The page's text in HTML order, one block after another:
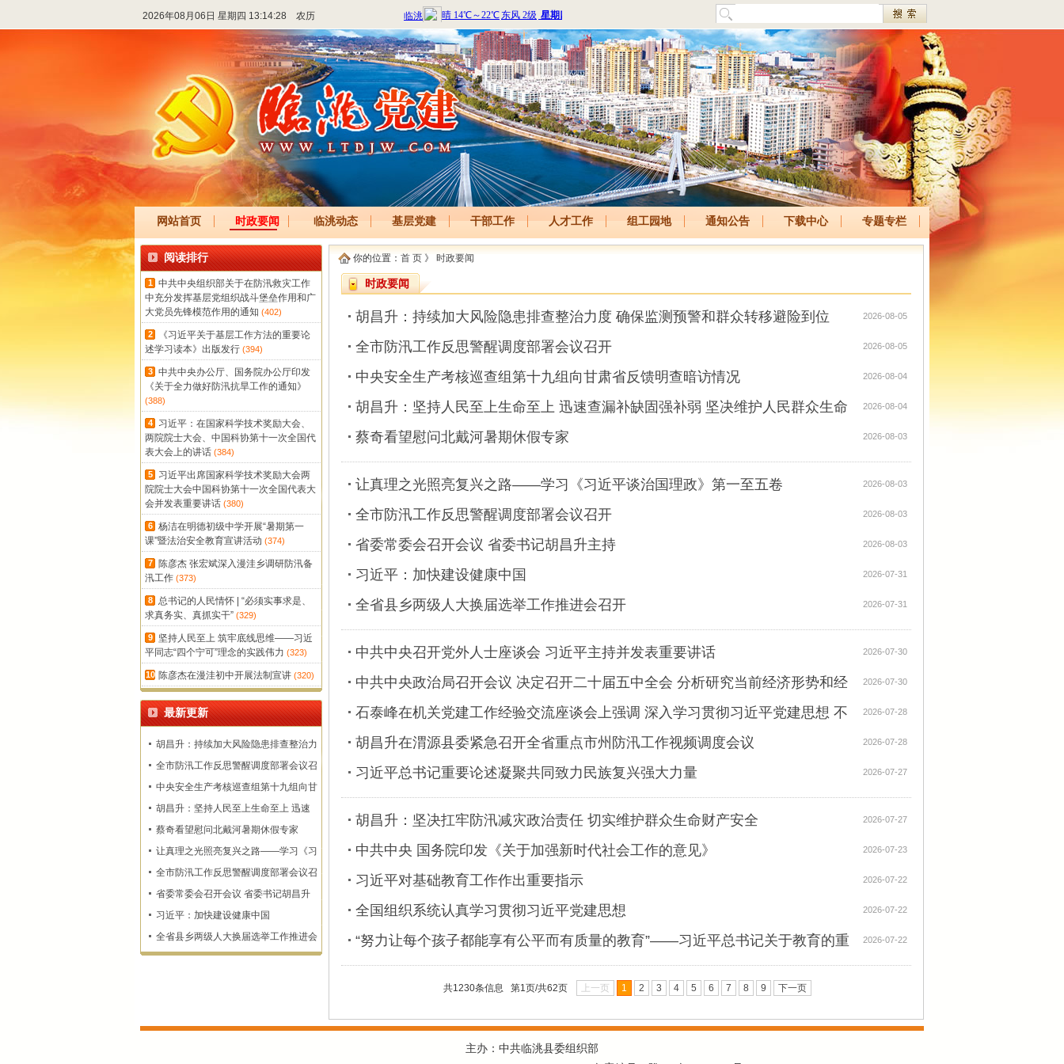
2026年08月06日 星期四 13:14:28 农历
网站首页 时政要闻 临洮动态 基层党建 干部工作 人才工作 组工园地 通知公告 下载中心 专题专栏
阅读排行
1
中共中央组织部关于在防汛救灾工作
中充分发挥基层党组织战斗堡垒作用和广
大党员先锋模范作用的通知 (402)
2
《习近平关于基层工作方法的重要论
述学习读本》出版发行 (394)
3
中共中央办公厅、国务院办公厅印发
《关于全力做好防汛抗旱工作的通知》
(388)
4
习近平：在国家科学技术奖励大会、
两院院士大会、中国科协第十一次全国代
表大会上的讲话 (384)
5
习近平出席国家科学技术奖励大会两
院院士大会中国科协第十一次全国代表大
会并发表重要讲话 (380)
6
杨洁在明德初级中学开展“暑期第一
课”暨法治安全教育宣讲活动 (374)
7
陈彦杰 张宏斌深入漫洼乡调研防汛备
汛工作 (373)
8
总书记的人民情怀 | “必须实事求是、
求真务实、真抓实干” (329)
9
坚持人民至上 筑牢底线思维——习近
平同志“四个宁可”理念的实践伟力 (323)
10 陈彦杰在漫洼初中开展法制宣讲 (320)
最新更新
胡昌升：持续加大风险隐患排查整治力
度 确保监测预警和群众转移避险到位
全市防汛工作反思警醒调度部署会议召
开
中央安全生产考核巡查组第十九组向甘
肃省反馈明查暗访情况
胡昌升：坚持人民至上生命至上 迅速
查漏补缺固强补弱 坚决维护人民群众
蔡奇看望慰问北戴河暑期休假专家
让真理之光照亮复兴之路——学习《习
近平谈治国理政》第一至五卷
全市防汛工作反思警醒调度部署会议召
开
省委常委会召开会议 省委书记胡昌升
主持
习近平：加快建设健康中国
全省县乡两级人大换届选举工作推进会
召开
你的位置： 首 页 》 时政要闻
时政要闻
2026-08-05
胡昌升：持续加大风险隐患排查整治力度 确保监测预警和群众转移避险到位
2026-08-05
全市防汛工作反思警醒调度部署会议召开
2026-08-04
中央安全生产考核巡查组第十九组向甘肃省反馈明查暗访情况
2026-08-04
胡昌升：坚持人民至上生命至上 迅速查漏补缺固强补弱 坚决维护人民群众生命
2026-08-03
蔡奇看望慰问北戴河暑期休假专家
2026-08-03
让真理之光照亮复兴之路——学习《习近平谈治国理政》第一至五卷
2026-08-03
全市防汛工作反思警醒调度部署会议召开
2026-08-03
省委常委会召开会议 省委书记胡昌升主持
2026-07-31
习近平：加快建设健康中国
2026-07-31
全省县乡两级人大换届选举工作推进会召开
2026-07-30
中共中央召开党外人士座谈会 习近平主持并发表重要讲话
2026-07-30
中共中央政治局召开会议 决定召开二十届五中全会 分析研究当前经济形势和经
2026-07-28
石泰峰在机关党建工作经验交流座谈会上强调 深入学习贯彻习近平党建思想 不
2026-07-28
胡昌升在渭源县委紧急召开全省重点市州防汛工作视频调度会议
2026-07-27
习近平总书记重要论述凝聚共同致力民族复兴强大力量
2026-07-27
胡昌升：坚决扛牢防汛减灾政治责任 切实维护群众生命财产安全
2026-07-23
中共中央 国务院印发《关于加强新时代社会工作的意见》
2026-07-22
习近平对基础教育工作作出重要指示
2026-07-22
全国组织系统认真学习贯彻习近平党建思想
2026-07-22
“努力让每个孩子都能享有公平而有质量的教育”——习近平总书记关于教育的重
共1230条信息 第1页/共62页 上一页 1 2 3 4 5 6 7 8 9 下一页
主办：中共临洮县委组织部